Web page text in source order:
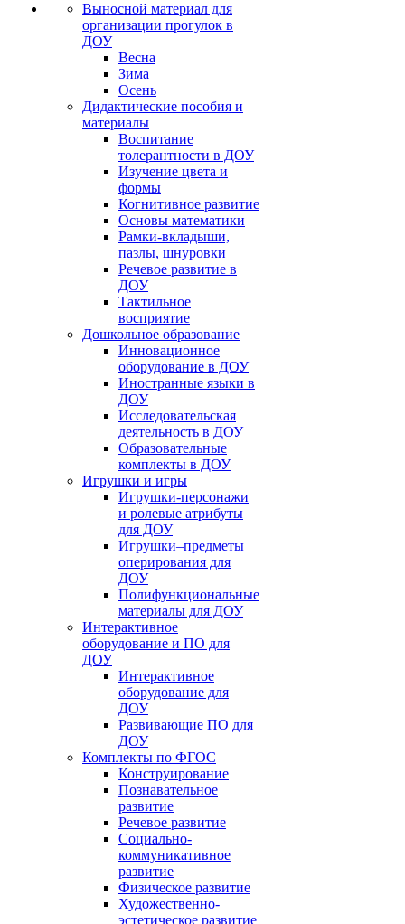
Выносной материал для
организации прогулок в
ДОУ
Весна
Зима
Осень
Дидактические пособия и
материалы
Воспитание
толерантности в ДОУ
Изучение цвета и
формы
Когнитивное развитие
Основы математики
Рамки-вкладыши,
пазлы, шнуровки
Речевое развитие в
ДОУ
Тактильное
восприятие
Дошкольное образование
Инновационное
оборудование в ДОУ
Иностранные языки в
ДОУ
Исследовательская
деятельность в ДОУ
Образовательные
комплекты в ДОУ
Игрушки и игры
Игрушки-персонажи
и ролевые атрибуты
для ДОУ
Игрушки–предметы
оперирования для
ДОУ
Полифункциональные
материалы для ДОУ
Интерактивное
оборудование и ПО для
ДОУ
Интерактивное
оборудование для
ДОУ
Развивающие ПО для
ДОУ
Комплекты по ФГОС
Конструирование
Познавательное
развитие
Речевое развитие
Социально-
коммуникативное
развитие
Физическое развитие
Художественно-
эстетическое развитие